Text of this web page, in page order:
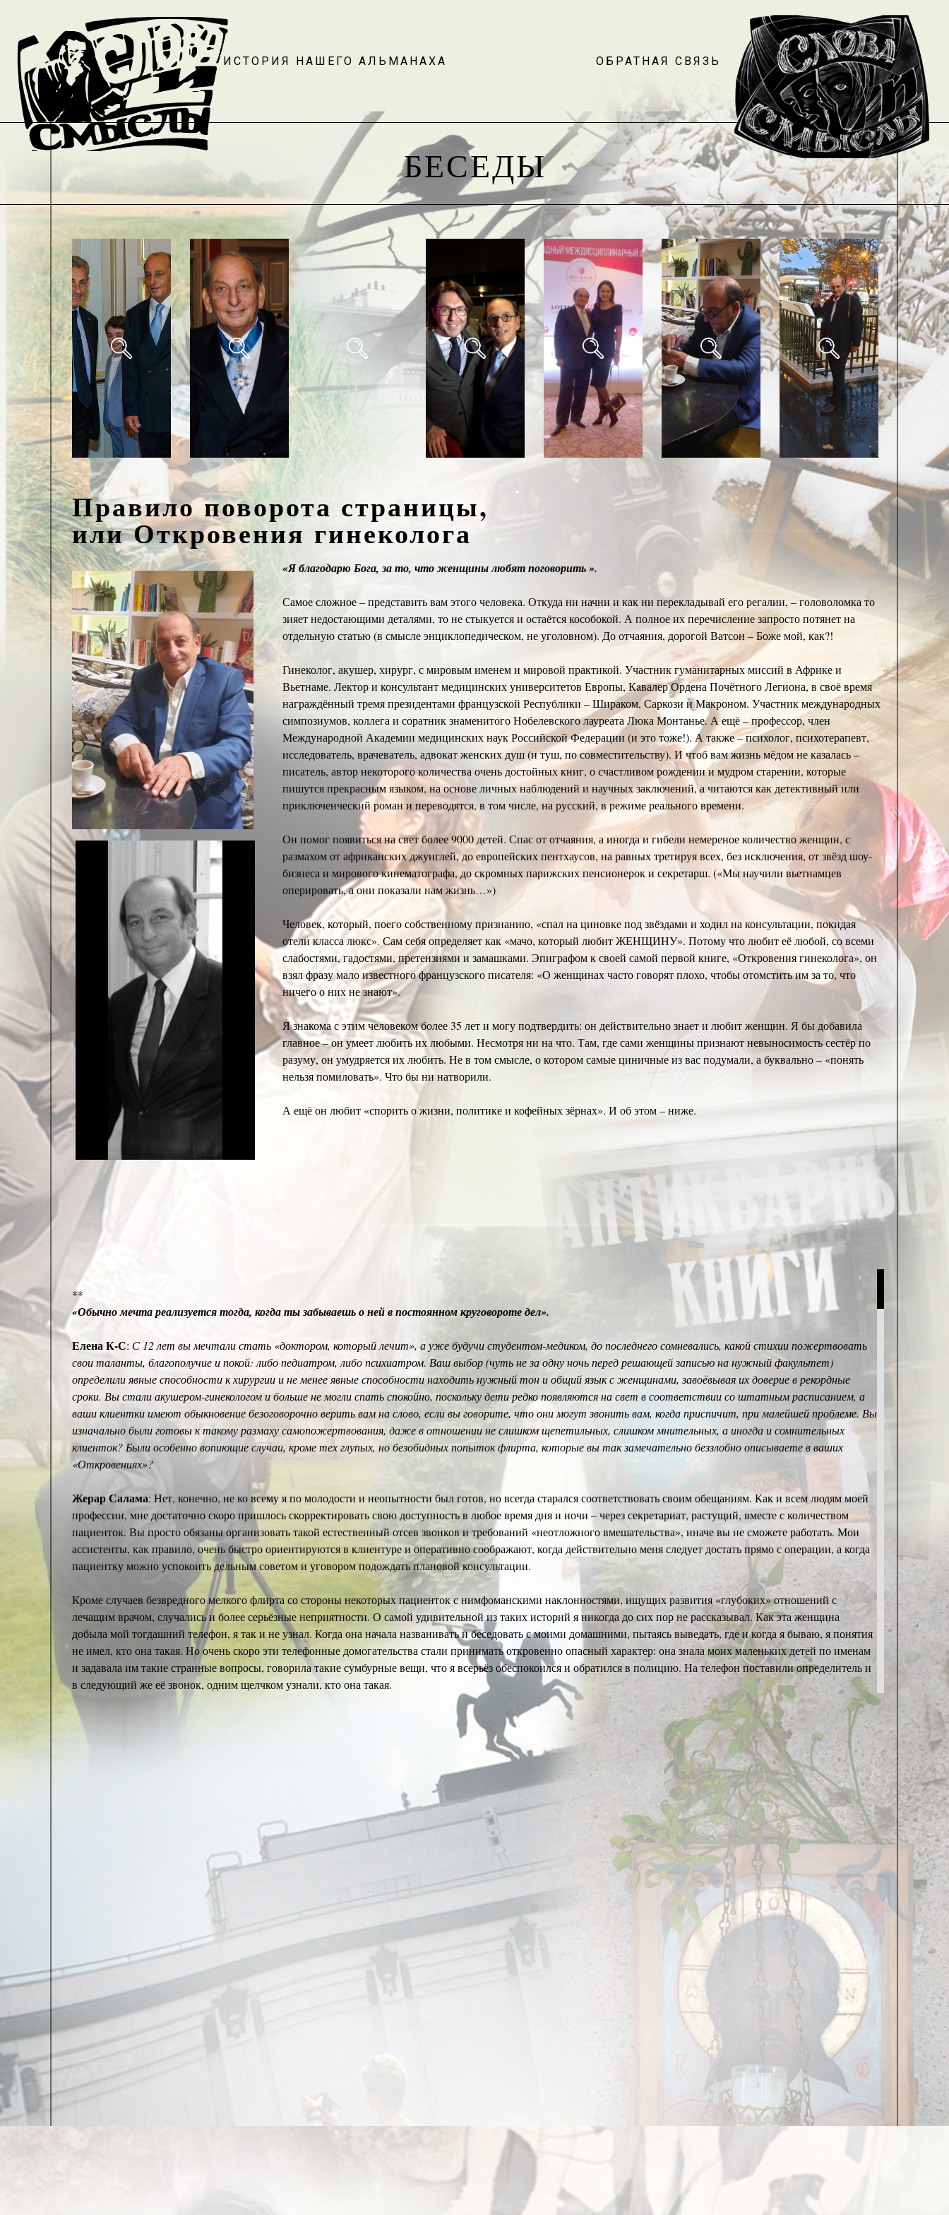
ИСТОРИЯ НАШЕГО АЛЬМАНАХА ОБРАТНАЯ СВЯЗЬ
БЕСЕДЫ
Правило поворота страницы,
или Откровения гинеколога
**
«Обычно мечта реализуется тогда, когда ты забываешь о ней в постоянном круговороте дел».
Елена К-С: С 12 лет вы мечтали стать «доктором, который лечит», а уже будучи студентом-медиком, до последнего сомневались, какой стихии пожертвовать
свои таланты, благополучие и покой: либо педиатром, либо психиатром. Ваш выбор (чуть не за одну ночь перед решающей записью на нужный факультет)
определили явные способности к хирургии и не менее явные способности находить нужный тон и общий язык с женщинами, завоёвывая их доверие в рекордные
сроки. Вы стали акушером-гинекологом и больше не могли спать спокойно, поскольку дети редко появляются на свет в соответствии со штатным расписанием, а
ваши клиентки имеют обыкновение безоговорочно верить вам на слово, если вы говорите, что они могут звонить вам, когда приспичит, при малейшей проблеме. Вы
изначально были готовы к такому размаху самопожертвования, даже в отношении не слишком щепетильных, слишком мнительных, а иногда и сомнительных
клиенток? Были особенно вопиющие случаи, кроме тех глупых, но безобидных попыток флирта, которые вы так замечательно беззлобно описываете в ваших
«Откровениях»?
Жерар Салама: Нет, конечно, не ко всему я по молодости и неопытности был готов, но всегда старался соответствовать своим обещаниям. Как и всем людям моей
профессии, мне достаточно скоро пришлось скорректировать свою доступность в любое время дня и ночи – через секретариат, растущий, вместе с количеством
пациенток. Вы просто обязаны организовать такой естественный отсев звонков и требований «неотложного вмешательства», иначе вы не сможете работать. Мои
ассистенты, как правило, очень быстро ориентируются в клиентуре и оперативно соображают, когда действительно меня следует достать прямо с операции, а когда
пациентку можно успокоить дельным советом и уговором подождать плановой консультации.
Кроме случаев безвредного мелкого флирта со стороны некоторых пациенток с нимфоманскими наклонностями, ищущих развития «глубоких» отношений с
лечащим врачом, случались и более серьёзные неприятности. О самой удивительной из таких историй я никогда до сих пор не рассказывал. Как эта женщина
добыла мой тогдашний телефон, я так и не узнал. Когда она начала названивать и беседовать с моими домашними, пытаясь выведать, где и когда я бываю, я понятия
не имел, кто она такая. Но очень скоро эти телефонные домогательства стали принимать откровенно опасный характер: она знала моих маленьких детей по именам
и задавала им такие странные вопросы, говорила такие сумбурные вещи, что я всерьёз обеспокоился и обратился в полицию. На телефон поставили определитель и
в следующий же её звонок, одним щелчком узнали, кто она такая.
И вот тут я опешил окончательно: женщина оказалась одной из моих привычных пациенток, на восьмом месяце беременности. Она регулярно бывала на
консультациях, через месяц мне предстояло принимать у неё роды и я понятия не имел, что телефонными домогательствами занимается именно она. Во время
визитов в мой кабинет она ничем таким себя не проявляла. Я реально не знал, что мне делать, но решил никак не реагировать. Я сменил домашний номер, провёл с
ней последние консультации, ничем себя не выдавая, принял у неё роды и только потом, не поднимая паники, в приватном порядке, переговорил с её мужем.
Женщина оказалась сумасшедшей. Несмотря на мою подготовку, я никогда бы об этом не догадался. Знаю, что она впоследствии проходила серьёзное лечение.
В остальном, как y любого врача любой специальности, случаи безудержного кокетства или напористых намёков со стороны пациенток случаются не чаще и не
реже среднего: любому доктору хватит на несколько насыщенных юмором глав воспомнаний. Здесь очень кстати приходится профессиональная выдержка и умение
психологически верно выбрать реакцию, чтобы не обидеть, но и не подать ложных надежд. Как правило, когда женщина впервые заходит в мой кабинет, за те
несколько шагов, которые она делает от двери до моего рабочего стола, я успеваю определить, кто она и как с ней нужно общаться. В каком тоне. Даже в каких
Не забывайте, что в кабинет гинеколога женщины заходят, чтобы немедленно и добровольно раздеться. Поэтому многие мужчины искренне верят, что лучше этой
профессии бывает только пиво. В моём кабинете раздевались самые красивые женщины Франции, Америки, Европы, России, Эмиратов. Звёзды эстрады, кино,
шоу-бизнеса. С телохранителями и без. С претензиями и без оных. В плане женской красоты в её самом натуральном обличье, я могу с уверенностью сказать, что
видел всё. И с той же уверенностью и серьёзностью, я могу заверить, что абсолютно любая обратившаяся ко мне за консультацией женщина перестаёт меня
волновать сразу после осмотра. Это чистая и совершенно естесственная – гинекологическая! – правда.
«Что действительно вас может убить, так это потворство своим страхам».
Елена К-С:
Как хорошо прослеживается в ваших книгах, долгие годы, пестуя ваших пациенток, врачуя их физические недуги и душевные потуги, вы взрослели и
матерели вместе с ними. Создаётся впечатление, что первые лет двадцать профессионального опыта вывели вас на финишную прямую и определили новый виток:
акушер-гинеколог начал активное изучение и действенное исцеление возрастных женских проблем – менопаузы и перехода старых смыслов в новое измерение. Вы
сумели стать одним из лучших специалистов в мире, не только по фертильности, деторождению и общеизвестным гинекологическо-психологическим женским
проблемам. Вы сумели стать уникальным врачевателем страха перед старением. А также, продвигателем возможностей замедлить этот процесс и проживать
: Наблюдая и изучая своих пациенток. Если вы гинеколог, каждая из них становится немного и вашим «творением», к которому и вы приложили
«Я благодарю Бога, за то, что женщины любят поговорить ».
Самое сложное – представить вам этого человека. Откуда ни начни и как ни перекладывай его регалии, – головоломка то
зияет недостающими деталями, то не стыкуется и остаётся кособокой. А полное их перечисление запросто потянет на
отдельную статью (в смысле энциклопедическом, не уголовном). До отчаяния, дорогой Ватсон – Боже мой, как?!
Гинеколог, акушер, хирург, с мировым именем и мировой практикой. Участник гуманитарных миссий в Африке и
Вьетнаме. Лектор и консультант медицинских университетов Европы, Кaвалер Ордена Почётного Легиона, в своё время
награждённый тремя президентами французской Республики – Шираком, Саркози и Макроном. Участник международных
симпозиумов, коллега и соратник знаменитого Нобелевского лауреата Люка Монтанье. А ещё – профессор, член
Международной Академии медицинских наук Российской Федерации (и это тоже!). А также – психолог, психотерапевт,
исследователь, врачеватель, адвокат женских душ (и туш, по совместительству). И чтоб вам жизнь мёдом не казалась –
писатель, автор некоторoго количества очень достойных книг, о счастливом рождении и мудром старении, которые
пишутся прекрасным языком, на основе личных наблюдений и научных заключений, а читаются как детективный или
приключенческий роман и переводятся, в том числе, на русский, в режиме реального времени.
Он помог появиться на свет более 9000 детей. Спас от отчаяния, а иногда и гибели немереное количество женщин, с
размахом от африканских джунглей, до европейских пентхаусов, на равных третируя всех, без исключения, от звёзд шоу-
бизнеса и мирового кинематографа, до скромных парижских пенсионерок и секретарш. («Мы научили вьетнамцев
оперировать, а они показали нам жизнь…»)
Человек, который, поего собственному признанию, «спал на циновке под звёздами и ходил на консультации, покидая
отели класса люкс». Сам себя определяет как «мачо, который любит ЖЕНЩИHУ». Потому что любит её любой, со всеми
слабостями, гадостями, претензиями и замашками. Эпиграфом к своей самой первой книге, «Откровения гинеколога», он
взял фразу мало известного французского писателя: «О женщинах часто говорят плохо, чтобы отомстить им за то, что
ничего о них не знают».
Я знакома с этим человеком более 35 лет и могу подтвердить: он действительно знает и любит женщин. Я бы добавила
главное – он умеет любить их любыми. Несмотря ни на что. Там, где сами женщины признают невыносимость сестёр по
разуму, он умудряется их любить. Hе в том смысле, о котором самые циничные из вас подумали, а буквально – «понять
нельзя помиловать». Что бы ни натворили.
А ещё он любит «спорить о жизни, политике и кофейных зёрнах». И об этом – ниже.